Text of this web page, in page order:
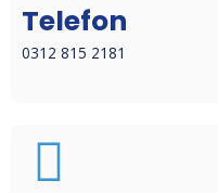
Telefon
0312 815 2181